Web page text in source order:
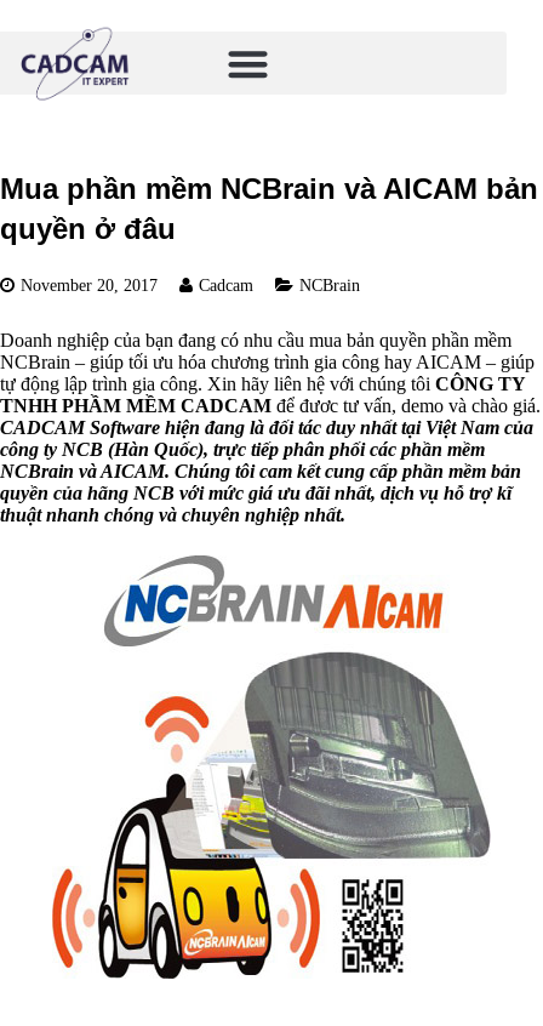
Mua phần mềm NCBrain và AICAM bản
quyền ở đâu
November 20, 2017 Cadcam NCBrain
Doanh nghiệp của bạn đang có nhu cầu mua bản quyền phần mềm
NCBrain – giúp tối ưu hóa chương trình gia công hay AICAM – giúp
tự động lập trình gia công. Xin hãy liên hệ với chúng tôi CÔNG TY
TNHH PHẦM MỀM CADCAM để đươc tư vấn, demo và chào giá.
CADCAM Software hiện đang là đối tác duy nhất tại Việt Nam của
công ty NCB (Hàn Quốc), trực tiếp phân phối các phần mềm
NCBrain và AICAM. Chúng tôi cam kết cung cấp phần mềm bản
quyền của hãng NCB với mức giá ưu đãi nhất, dịch vụ hỗ trợ kĩ
thuật nhanh chóng và chuyên nghiệp nhất.